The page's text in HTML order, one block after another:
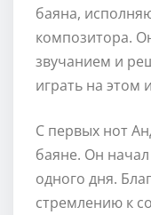
баяна,
композитора.
звучанием и
играть на этом
С первых нот
баяне. Он
одного дня.
стремлению к